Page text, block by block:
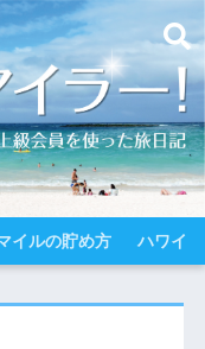
イルの貯め方 ハワイ